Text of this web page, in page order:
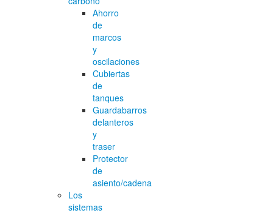
Ahorro
de
marcos
y
oscilaciones
Cubiertas
de
tanques
Guardabarros
delanteros
y
traser
Protector
de
asiento/cadena
Los
sistemas